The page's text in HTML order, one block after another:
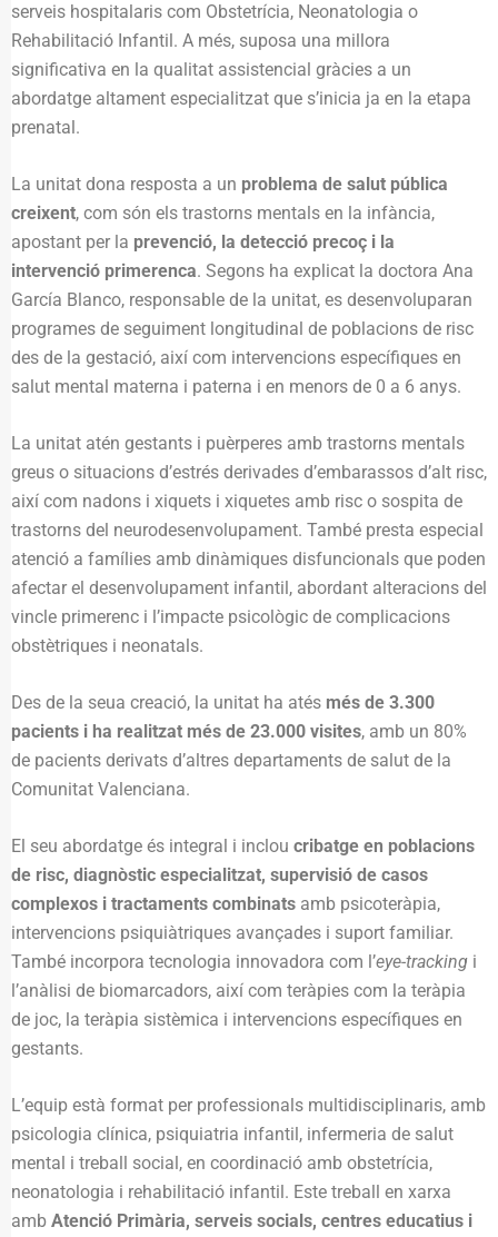
serveis hospitalaris com Obstetrícia, Neonatologia o
Rehabilitació Infantil. A més, suposa una millora
significativa en la qualitat assistencial gràcies a un
abordatge altament especialitzat que s’inicia ja en la etapa
prenatal.
La unitat dona resposta a un problema de salut pública
creixent, com són els trastorns mentals en la infància,
apostant per la prevenció, la detecció precoç i la
intervenció primerenca. Segons ha explicat la doctora Ana
García Blanco, responsable de la unitat, es desenvoluparan
programes de seguiment longitudinal de poblacions de risc
des de la gestació, així com intervencions específiques en
salut mental materna i paterna i en menors de 0 a 6 anys.
La unitat atén gestants i puèrperes amb trastorns mentals
greus o situacions d’estrés derivades d’embarassos d’alt risc,
així com nadons i xiquets i xiquetes amb risc o sospita de
trastorns del neurodesenvolupament. També presta especial
atenció a famílies amb dinàmiques disfuncionals que poden
afectar el desenvolupament infantil, abordant alteracions del
vincle primerenc i l’impacte psicològic de complicacions
obstètriques i neonatals.
Des de la seua creació, la unitat ha atés més de 3.300
pacients i ha realitzat més de 23.000 visites, amb un 80%
de pacients derivats d’altres departaments de salut de la
Comunitat Valenciana.
El seu abordatge és integral i inclou cribatge en poblacions
de risc, diagnòstic especialitzat, supervisió de casos
complexos i tractaments combinats amb psicoteràpia,
intervencions psiquiàtriques avançades i suport familiar.
També incorpora tecnologia innovadora com l’eye-tracking i
l’anàlisi de biomarcadors, així com teràpies com la teràpia
de joc, la teràpia sistèmica i intervencions específiques en
gestants.
L’equip està format per professionals multidisciplinaris, amb
psicologia clínica, psiquiatria infantil, infermeria de salut
mental i treball social, en coordinació amb obstetrícia,
neonatologia i rehabilitació infantil. Este treball en xarxa
amb Atenció Primària, serveis socials, centres educatius i